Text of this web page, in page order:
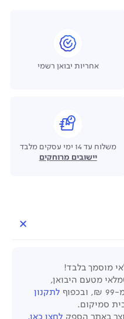
אחריות יבואן רשמי
משלוח עד 14 ימי עסקים מלבד
יישובים מרוחקים
מוסמך בלבד!
מטעם היבואן,
לתקנון
סמיקום.